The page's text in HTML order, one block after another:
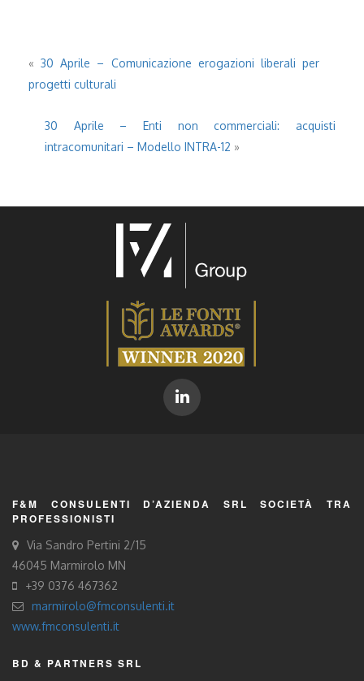
«30 Aprile – Comunicazione erogazioni liberali per
progetti culturali
30 Aprile – Enti non commerciali: acquisti
intracomunitari – Modello INTRA-12 »
F&M CONSULENTI D’AZIENDA SRL SOCIETÀ TRA
PROFESSIONISTI
Via Sandro Pertini 2/15
46045 Marmirolo MN
+39 0376 467362
marmirolo@fmconsulenti.it
www.fmconsulenti.it
BD & PARTNERS SRL